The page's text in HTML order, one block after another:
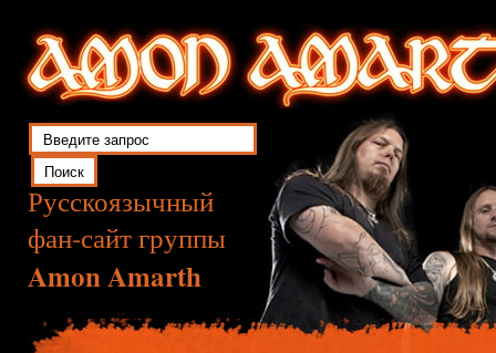
Русскоязычный
фан-сайт группы
Amon Amarth